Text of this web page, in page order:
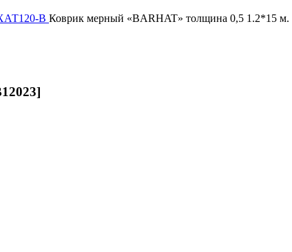
B Коврик мерный «BARHAT» толщина 0,5 1.2*15 м.